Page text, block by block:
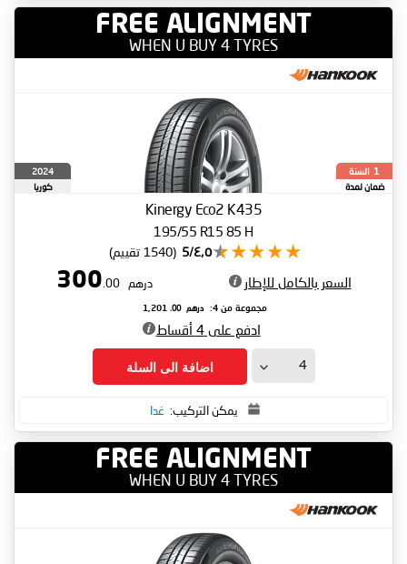
FREE ALIGNMENT
WHEN U BUY 4 TYRES
1 السنة
ضمان لمدة
2024
كوريا
Kinergy Eco2 K435
195/55 R15 85 H
٤٫٥/5 (1540 تقييم)
السعر بالكامل للإطار درهم 300
.00
مجموعة من 4: درهم 1,201
.00
ادفع على 4 أقساط
اضافة الى السلة
يمكن التركيب: غدا
FREE ALIGNMENT
WHEN U BUY 4 TYRES